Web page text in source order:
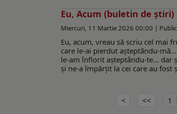
Eu, Acum (buletin de ştiri)
Miercuri, 11 Martie 2026 00:00 |
Eu, acum, vreau să scriu cel mai
care le-ai pierdut aşteptându-
le-am înflorit aşteptându-te... dar
şi ne-a împărţit la cei care au fost
1